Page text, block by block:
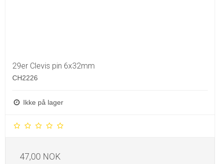
29er Clevis pin 6x32mm
CH2226
Ikke på lager
47,00 NOK